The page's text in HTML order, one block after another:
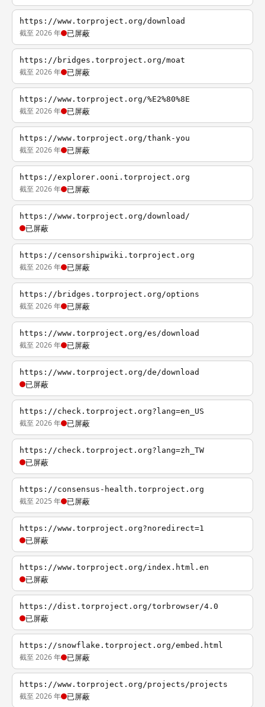
https://www.torproject.org/download
截至 2026 年 已屏蔽
https://bridges.torproject.org/moat
截至 2026 年 已屏蔽
https://www.torproject.org/%E2%80%8E
截至 2026 年 已屏蔽
https://www.torproject.org/thank-you
截至 2026 年 已屏蔽
https://explorer.ooni.torproject.org
截至 2026 年 已屏蔽
https://www.torproject.org/download/
已屏蔽
https://censorshipwiki.torproject.org
截至 2026 年 已屏蔽
https://bridges.torproject.org/options
截至 2026 年 已屏蔽
https://www.torproject.org/es/download
截至 2026 年 已屏蔽
https://www.torproject.org/de/download
已屏蔽
https://check.torproject.org?lang=en_US
截至 2026 年 已屏蔽
https://check.torproject.org?lang=zh_TW
已屏蔽
https://consensus-health.torproject.org
截至 2025 年 已屏蔽
https://www.torproject.org?noredirect=1
已屏蔽
https://www.torproject.org/index.html.en
已屏蔽
https://dist.torproject.org/torbrowser/4.0
已屏蔽
https://snowflake.torproject.org/embed.html
截至 2026 年 已屏蔽
https://www.torproject.org/projects/projects
截至 2026 年 已屏蔽